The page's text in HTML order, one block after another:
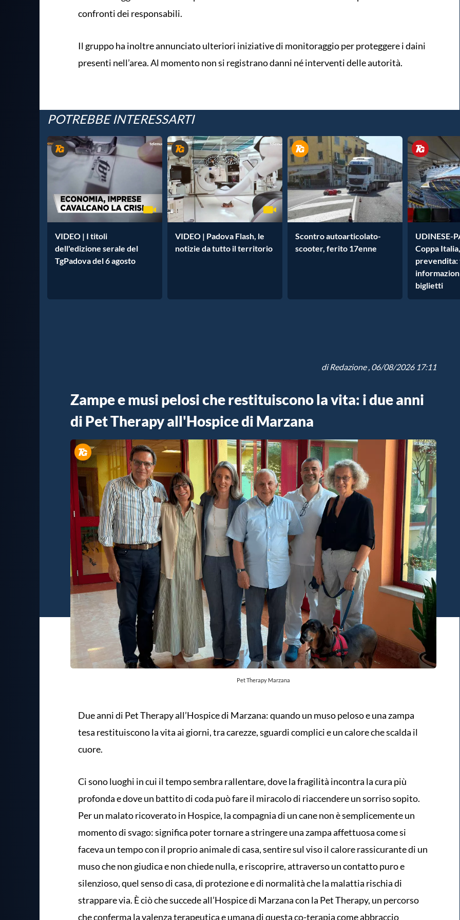
confronti dei responsabili.
Il gruppo ha inoltre annunciato ulteriori iniziative di monitoraggio per proteggere i daini
presenti nell’area. Al momento non si registrano danni né interventi delle autorità.
POTREBBE INTERESSARTI
VIDEO | I titoli
dell'edizione serale del
TgPadova del 6 agosto
VIDEO | Padova Flash, le
notizie da tutto il territorio
Scontro autoarticolato-
scooter, ferito 17enne
UDINESE-
Coppa
biglietti
diRedazione, 06/08/2026 17:11
Zampe e musi pelosi che restituiscono la vita: i due anni
di Pet Therapy all'Hospice di Marzana
Pet Therapy Marzana
Due anni di Pet Therapy all’Hospice di Marzana: quando un muso peloso e una zampa
tesa restituiscono la vita ai giorni, tra carezze, sguardi complici e un calore che scalda il
cuore.
Ci sono luoghi in cui il tempo sembra rallentare, dove la fragilità incontra la cura più
profonda e dove un battito di coda può fare il miracolo di riaccendere un sorriso sopito.
Per un malato ricoverato in Hospice, la compagnia di un cane non è semplicemente un
momento di svago: significa poter tornare a stringere una zampa affettuosa come si
faceva un tempo con il proprio animale di casa, sentire sul viso il calore rassicurante di un
muso che non giudica e non chiede nulla, e riscoprire, attraverso un contatto puro e
silenzioso, quel senso di casa, di protezione e di normalità che la malattia rischia di
strappare via. È ciò che succede all’Hospice di Marzana con la Pet Therapy, un percorso
che conferma la valenza terapeutica e umana di questa co-terapia come abbraccio